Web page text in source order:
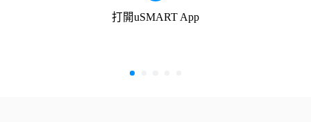
打開uSMART App